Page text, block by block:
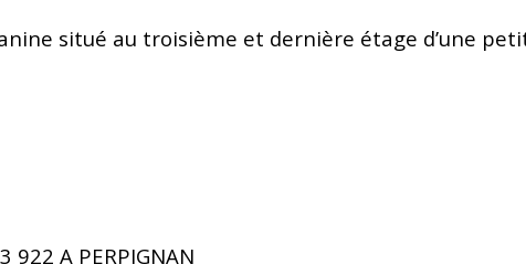
situé au troisième et dernière étage d’une
922 A PERPIGNAN